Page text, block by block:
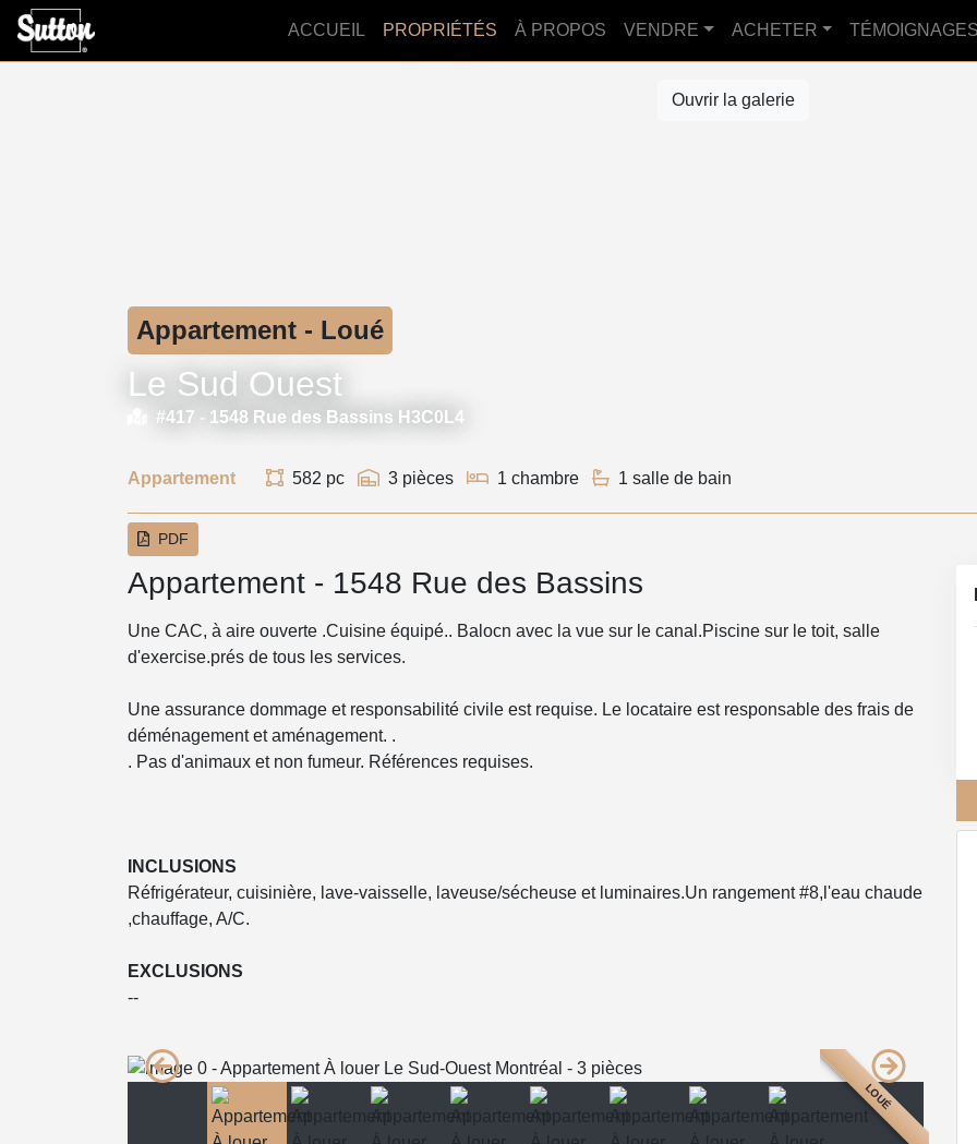
ACCUEIL PROPRIÉTÉS À PROPOS VENDRE ACHETER TÉMOIGNAGES
Ouvrir la galerie
Appartement - Loué
Le Sud Ouest
#417 - 1548 Rue des Bassins H3C0L4
Appartement 582 pc 3 pièces 1 chambre 1 salle de bain
PDF
Appartement - 1548 Rue des Bassins
Une CAC, à aire ouverte .Cuisine équipé.. Balocn avec la vue sur le canal.Piscine sur le toit, salle
d'exercise.prés de tous les services.
Une assurance dommage et responsabilité civile est requise. Le locataire est responsable des frais de
déménagement et aménagement. .
. Pas d'animaux et non fumeur. Références requises.
INCLUSIONS
Réfrigérateur, cuisinière, lave-vaisselle, laveuse/sécheuse et luminaires.Un rangement #8,l'eau chaude
,chauffage, A/C.
EXCLUSIONS
--
LOUÉ